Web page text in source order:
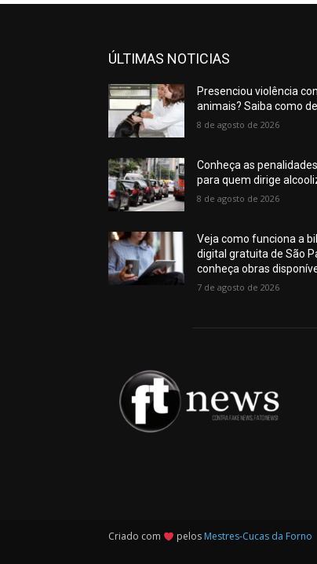
ÚLTIMAS NOTICIAS
Presenciou violência
animais? Saiba como
8 de agosto de 2026
Conheça as
para quem dirige
8 de agosto de 2026
Veja como funciona a
digital gratuita de São
conheça obras
7 de agosto de 2026
Criado com pelos Mestres-Cucas da Forno